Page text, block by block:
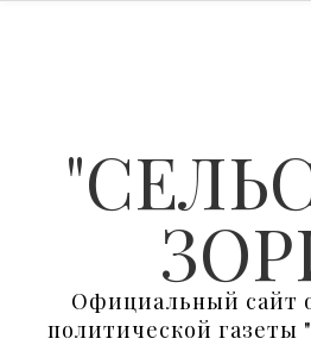
Официальный сайт
политической газеты